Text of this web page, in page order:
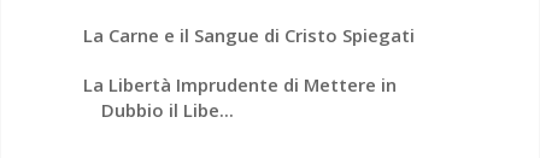
La Carne e il Sangue di Cristo Spiegati
La Libertà Imprudente di Mettere in
Dubbio il Libe...